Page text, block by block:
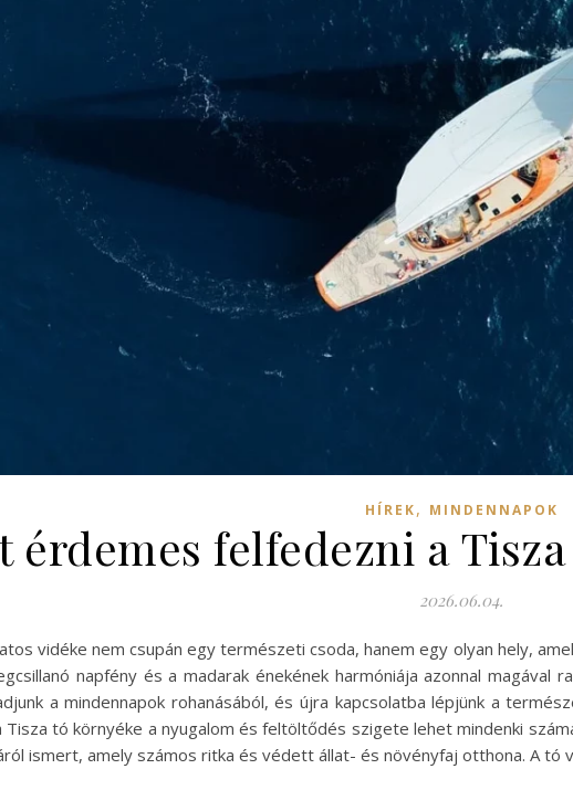
HÍREK, MINDENNAPOK
érdemes felfedezni a
2026.06.04.
vidéke nem csupán egy természeti csoda, hanem egy olyan hely,
napfény és a madarak énekének harmóniája azonnal magával
a mindennapok rohanásából, és újra kapcsolatba lépjünk a
tó környéke a nyugalom és feltöltődés szigete lehet mindenki
ismert, amely számos ritka és védett állat- és növényfaj otthona. A tó